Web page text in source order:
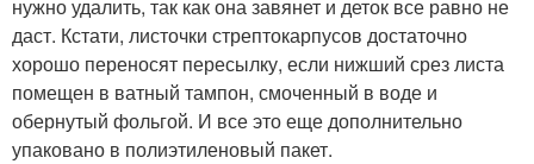
нужно удалить, так как она завянет и деток все равно не
даст. Кстати, листочки стрептокарпусов достаточно
хорошо переносят пересылку, если нижший срез листа
помещен в ватный тампон, смоченный в воде и
обернутый фольгой. И все это еще дополнительно
упаковано в полиэтиленовый пакет.